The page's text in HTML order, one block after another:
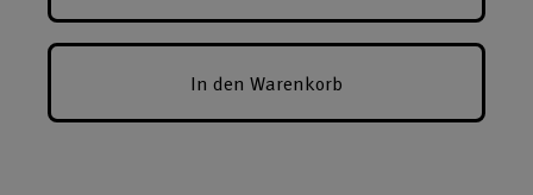
In den Warenkorb